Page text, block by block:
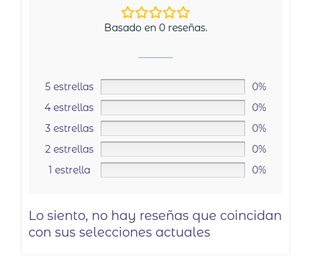
Basado en 0 reseñas.
5 estrellas
0%
4 estrellas
0%
3 estrellas
0%
2 estrellas
0%
1 estrella
0%
Lo siento, no hay reseñas que coincidan
con sus selecciones actuales